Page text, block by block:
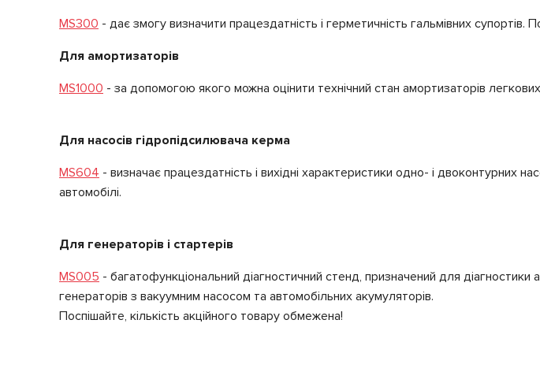
MS300 - дає змогу визначити працездатність і герметичність гальмівних супортів.
Для амортизаторів
MS1000 - за допомогою якого можна оцінити технічний стан амортизаторів
Для насосів гідропідсилювача керма
MS604 - визначає працездатність і вихідні характеристики одно- і двоконтурних
автомобілі.
Для генераторів і стартерів
MS005 - багатофункціональний діагностичний стенд, призначений для
генераторів з вакуумним насосом та автомобільних акумуляторів.
Поспішайте, кількість акційного товару обмежена!